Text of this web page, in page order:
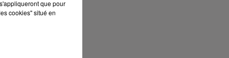
Capricorne
que pour
cookies" situé en